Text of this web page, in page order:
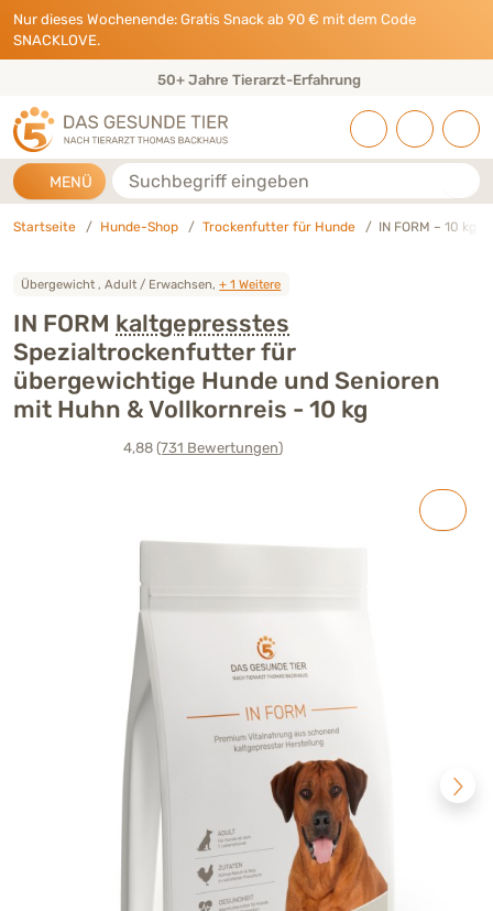
Direkt zu:
INHALT
HAUPTMENÜ
FOOTER
Nur dieses Wochenende: Gratis Snack ab 90 € mit dem Code
SNACKLOVE.
Eigene Tierarztpraxis & Expertenteam
MENÜ Suche
Startseite Hunde-Shop Trockenfutter für Hunde IN FORM – 10 kg
Übergewicht , Adult / Erwachsen,+ 1 Weitere
IN FORM kaltgepresstes
Spezialtrockenfutter für
übergewichtige Hunde und Senioren
mit Huhn & Vollkornreis - 10 kg
4,88(731 Bewertungen)